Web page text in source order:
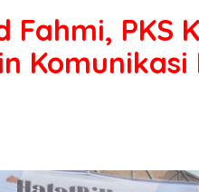
Fahmi, PKS
Komunikasi